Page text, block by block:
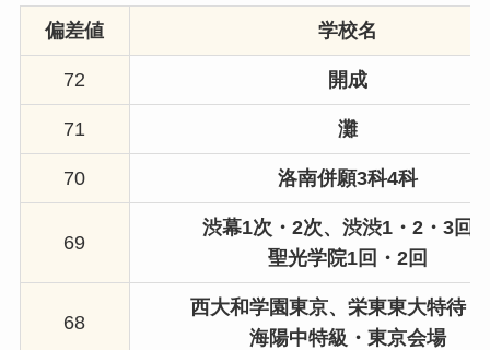
偏差値 学校名
72 開成
71 灘
70 洛南併願3科4科
69
渋幕1次・2次、渋渋1・2・3回
聖光学院1回・2回
68
西大和学園東京、栄東東大特待Ⅰ
海陽中特級・東京会場